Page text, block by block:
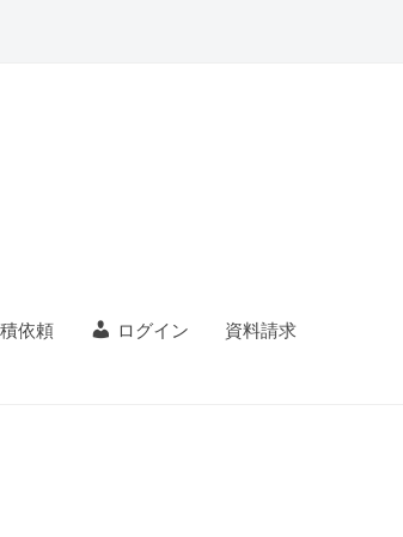
依頼 ログイン 資料請求